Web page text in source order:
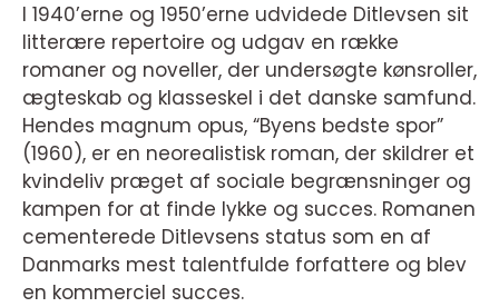
I 1940’erne og 1950’erne udvidede Ditlevsen sit
litterære repertoire og udgav en række
romaner og noveller, der undersøgte kønsroller,
ægteskab og klasseskel i det danske samfund.
Hendes magnum opus, “Byens bedste spor”
(1960), er en neorealistisk roman, der skildrer et
kvindeliv præget af sociale begrænsninger og
kampen for at finde lykke og succes. Romanen
cementerede Ditlevsens status som en af
Danmarks mest talentfulde forfattere og blev
en kommerciel succes.